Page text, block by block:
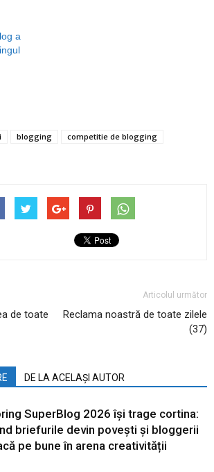
a
blogging
competitie de blogging
de toate
Articolul următor
Reclama noastră de toate zilele
(37)
DE LA ACELAȘI AUTOR
SuperBlog 2026 își trage cortina:
briefurile devin povești și bloggerii
pe bune în arena creativității